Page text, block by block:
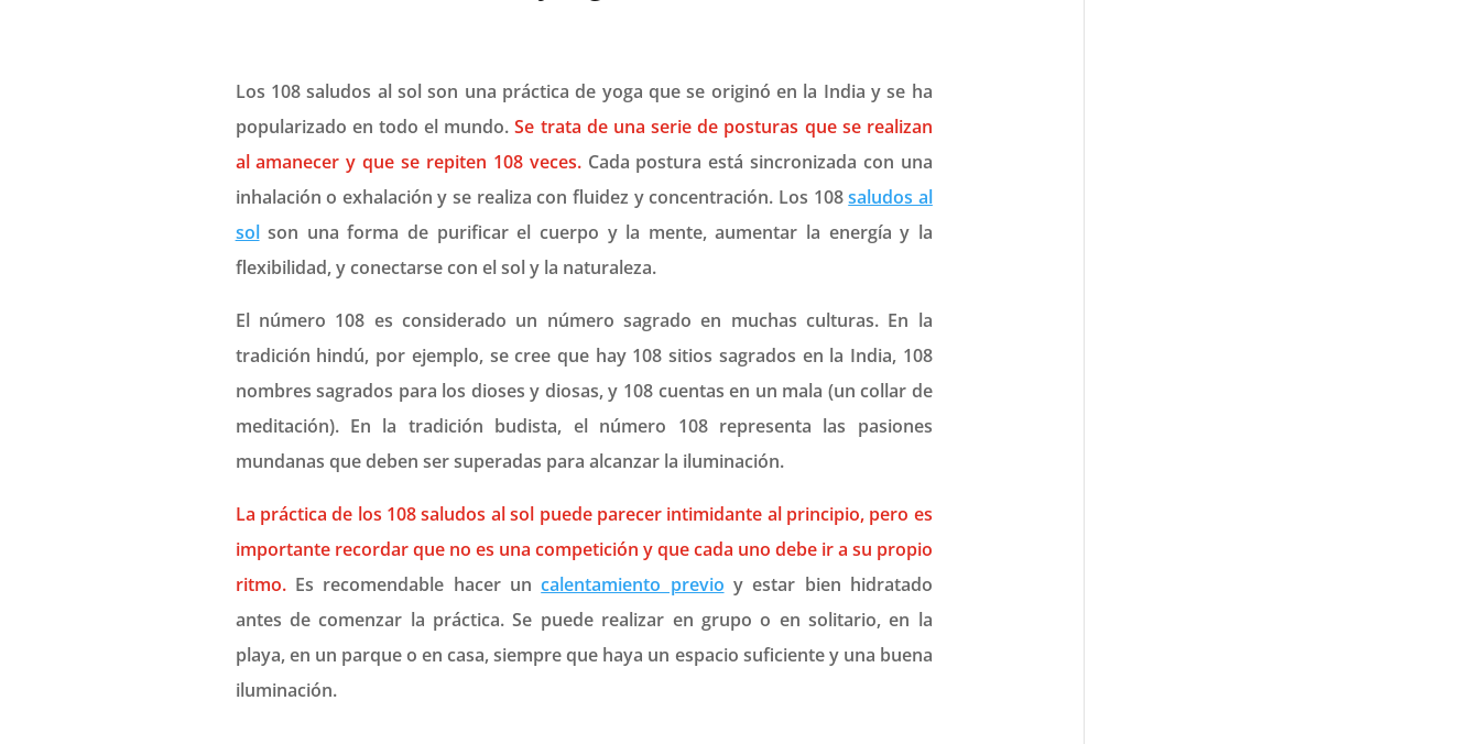
Los 108 saludos al sol son una práctica de yoga que se originó en la India y se ha
popularizado en todo el mundo.Se trata de una serie de posturas que se realizan
al amanecer y que se repiten 108 veces.Cada postura está sincronizada con una
inhalación o exhalación y se realiza con fluidez y concentración. Los 108saludos al
solson una forma de purificar el cuerpo y la mente, aumentar la energía y la
flexibilidad, y conectarse con el sol y la naturaleza.
El número 108 es considerado un número sagrado en muchas culturas. En la
tradición hindú, por ejemplo, se cree que hay 108 sitios sagrados en la India, 108
nombres sagrados para los dioses y diosas, y 108 cuentas en un mala (un collar de
meditación). En la tradición budista, el número 108 representa las pasiones
mundanas que deben ser superadas para alcanzar la iluminación.
La práctica de los 108 saludos al sol puede parecer intimidante al principio, pero es
importante recordar que no es una competición y que cada uno debe ir a su propio
ritmo.Es recomendable hacer uncalentamiento previo y estar bien hidratado
antes de comenzar la práctica. Se puede realizar en grupo o en solitario, en la
playa, en un parque o en casa, siempre que haya un espacio suficiente y una buena
iluminación.